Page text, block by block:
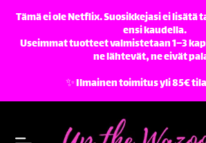
Tämä ei ole Netflix. Suosikkejasi ei lisätä
ensi kaudella.
Useimmat tuotteet valmistetaan 1–3
ne lähtevät, ne eivät
✨️ Ilmainen toimitus yli 85€